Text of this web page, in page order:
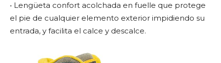
• Lengüeta confort acolchada en fuelle que protege
el pie de cualquier elemento exterior impidiendo su
entrada, y facilita el calce y descalce.